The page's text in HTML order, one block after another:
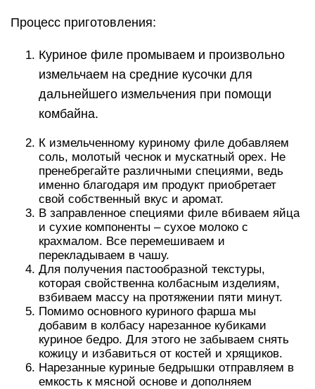
Процесс приготовления:
Куриное филе промываем и произвольно
измельчаем на средние кусочки для
дальнейшего измельчения при помощи
комбайна.
К измельченному куриному филе добавляем
соль, молотый чеснок и мускатный орех. Не
пренебрегайте различными специями, ведь
именно благодаря им продукт приобретает
свой собственный вкус и аромат.
В заправленное специями филе вбиваем яйца
и сухие компоненты – сухое молоко с
крахмалом. Все перемешиваем и
перекладываем в чашу.
Для получения пастообразной текстуры,
которая свойственна колбасным изделиям,
взбиваем массу на протяжении пяти минут.
Помимо основного куриного фарша мы
добавим в колбасу нарезанное кубиками
куриное бедро. Для этого не забываем снять
кожицу и избавиться от костей и хрящиков.
Нарезанные куриные бедрышки отправляем в
емкость к мясной основе и дополняем